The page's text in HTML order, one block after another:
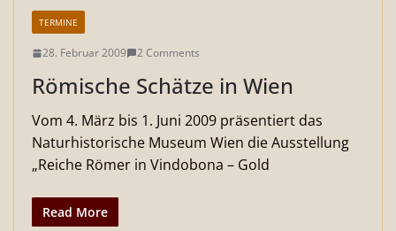
TERMINE
28. Februar 2009 2 Comments
Römische Schätze in Wien
Vom 4. März bis 1. Juni 2009 präsentiert das
Naturhistorische Museum Wien die Ausstellung
„Reiche Römer in Vindobona – Gold
Read More